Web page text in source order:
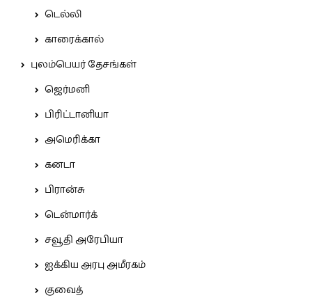
டெல்லி
காரைக்கால்
புலம்பெயர் தேசங்கள்
ஜெர்மனி
பிரிட்டானியா
அமெரிக்கா
கனடா
பிரான்சு
டென்மார்க்
சவூதி அரேபியா
ஐக்கிய அரபு அமீரகம்
குவைத்